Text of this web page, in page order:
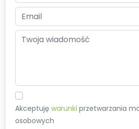
Akceptujęwarunki przetwarzania
osobowych